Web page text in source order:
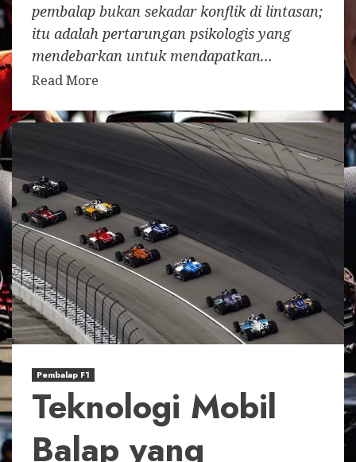
pembalap bukan sekadar konflik di lintasan;
itu adalah pertarungan psikologis yang
mendebarkan untuk mendapatkan...
Read More
Pembalap F1
Teknologi Mobil
Balap yang